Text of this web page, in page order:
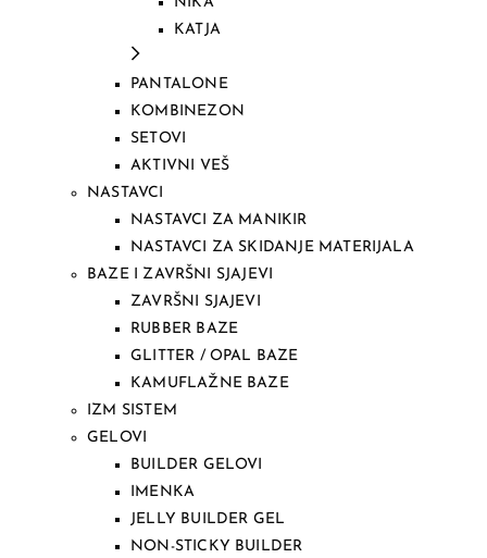
KATJA
PANTALONE
KOMBINEZON
SETOVI
AKTIVNI VEŠ
NASTAVCI
NASTAVCI ZA MANIKIR
NASTAVCI ZA SKIDANJE MATERIJALA
BAZE I ZAVRŠNI SJAJEVI
ZAVRŠNI SJAJEVI
RUBBER BAZE
GLITTER / OPAL BAZE
KAMUFLAŽNE BAZE
IZM SISTEM
GELOVI
BUILDER GELOVI
IMENKA
JELLY BUILDER GEL
NON-STICKY BUILDER